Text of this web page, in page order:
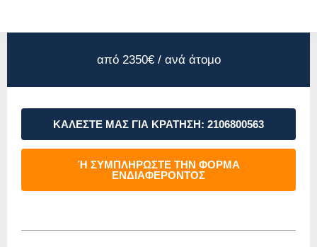
από 2350€ / ανά άτομο
ΚΑΛΕΣΤΕ ΜΑΣ ΓΙΑ ΚΡΑΤΗΣΗ: 2106800563
Ή ΣΥΜΠΛΗΡΩΣΤΕ ΤΗΝ ΦΟΡΜΑ
ΕΝΔΙΑΦΕΡΟΝΤΟΣ